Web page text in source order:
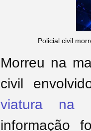
Policial civil
Morreu na
civil
viatura na
informação